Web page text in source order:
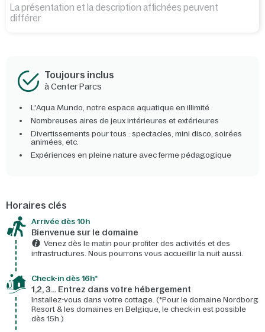
La présentation et la description affichées peuvent
différer
Toujours inclus
à Center Parcs
L'Aqua Mundo, notre espace aquatique en illimité
Nombreuses aires de jeux intérieures et extérieures
Divertissements pour tous : spectacles, mini disco, soirées
animées, etc.
Expériences en pleine nature avec ferme pédagogique
Horaires clés
Arrivée dès 10h​
Bienvenue sur le domaine​
Venez dès le matin pour profiter des activités et des
infrastructures. Nous pourrons vous accueillir la nuit aussi.
Check-in dès 16h*​
1,2, 3… Entrez dans votre hébergement
Installez-vous dans votre cottage. (*Pour le domaine Nordborg
Resort & les domaines en Belgique, le check-in est possible
dès 15h.)